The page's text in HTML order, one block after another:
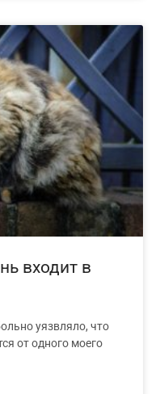
входит в
уязвляло, что
от одного моего